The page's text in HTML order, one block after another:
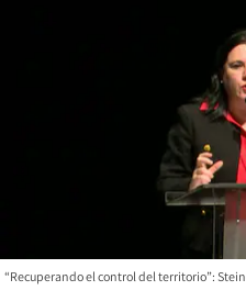
“Recuperando el control del territorio”: